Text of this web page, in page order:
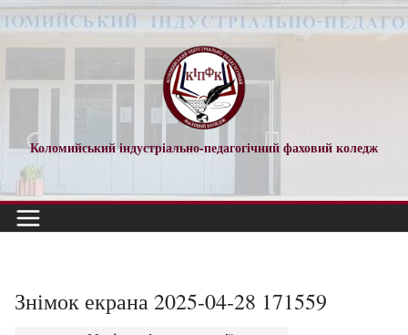
Перейти
до
Коломийський індустріально-педагогічний фаховий коледж
Знімок екрана 2025-04-28 171559